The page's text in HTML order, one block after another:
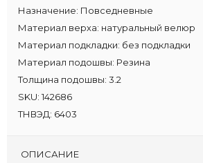
Назначение: Повседневные
Материал верха: натуральный велюр
Материал подкладки: без подкладки
Материал подошвы: Резина
Толщина подошвы: 3.2
SKU: 142686
ТНВЭД: 6403
ОПИСАНИЕ